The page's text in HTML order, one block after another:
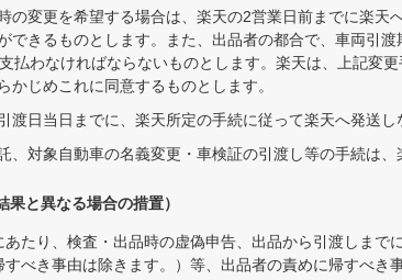
の変更を希望する場合は、楽天の2営業日前までに楽天
できるものとします。また、出品者の都合で、車両引
払わなければならないものとします。楽天は、上記変
かじめこれに同意するものとします。
日当日までに、楽天所定の手続に従って楽天へ発送し
対象自動車の名義変更・車検証の引渡し等の手続は、
と異なる場合の措置）
たり、検査・出品時の虚偽申告、出品から引渡しまで
べき事由は除きます。）等、出品者の責めに帰すべき